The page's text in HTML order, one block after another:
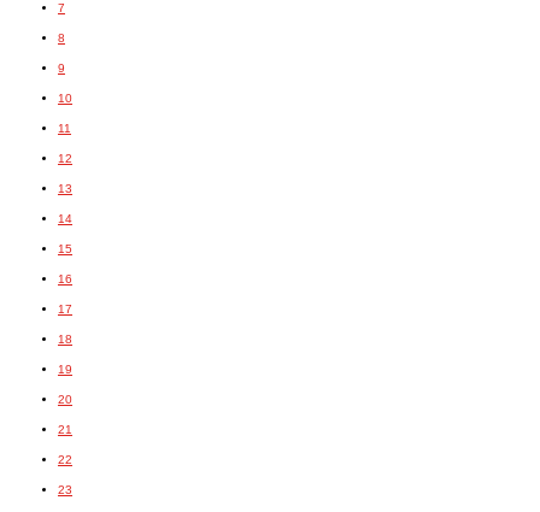
7
8
9
10
11
12
13
14
15
16
17
18
19
20
21
22
23